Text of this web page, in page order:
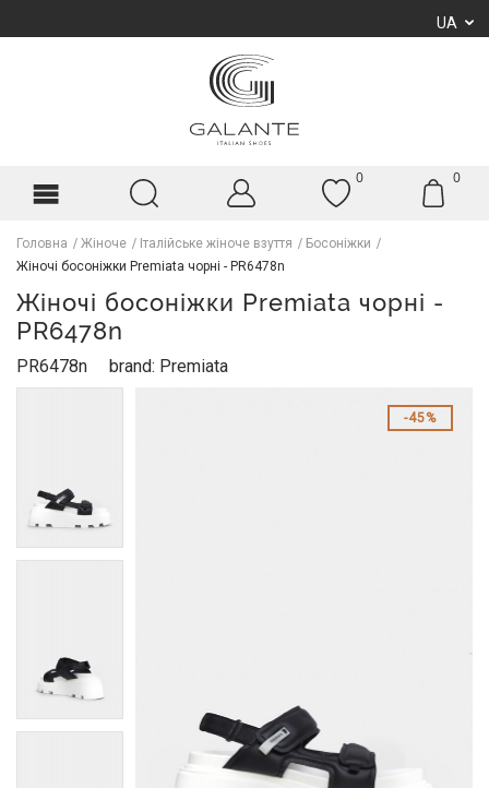
UA
0 0
Головна Жіноче Італійське жіноче взуття
Босоніжки
Жіночі босоніжки Premiata чорні - PR6478n
Жіночі босоніжки Premiata чорні -
PR6478n
PR6478n brand: Premiata
45%